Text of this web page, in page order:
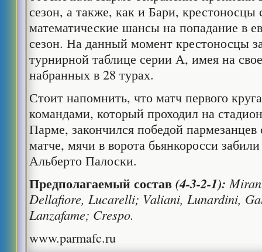
сезон, а также, как и Бари, крестоносцы
математические шансы на попадание в
сезон. На данный момент крестоносцы
турнирной таблице серии А, имея на
набранных в 28 турах.
Стоит напомнить, что матч первого
командами, который проходил на
Парме, закончился победой
матче, мячи в ворота бьянкоросси
Альберто Палоски.
Предполагаемый состав (4-3-2-1):
Dellafiore, Lucarelli; Valiani, Lunardini,
Lanzafame; Crespo.
www.parmafc.ru